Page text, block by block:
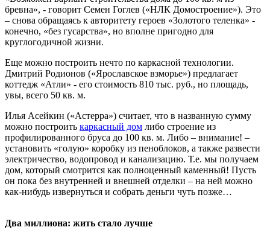
бревна», - говорит Семен Гоглев («НЛК Домостроение»). Это
– снова обращаясь к авторитету героев «Золотого теленка» -
конечно, «без гусарства», но вполне пригодно для
круглогодичной жизни.
Еще можно построить нечто по каркасной технологии.
Дмитрий Родионов («Ярославское взморье») предлагает
коттедж «Атли» - его стоимость 810 тыс. руб., но площадь,
увы, всего 50 кв. м.
Илья Асейкин («Астерра») считает, что в названную сумму
можно построить каркасный дом либо строение из
профилированного бруса до 100 кв. м. Либо – внимание! –
установить «голую» коробку из пеноблоков, а также развести
электричество, водопровод и канализацию. Т.е. мы получаем
дом, который смотрится как полноценный каменный! Пусть
он пока без внутренней и внешней отделки – на ней можно
как-нибудь извернуться и собрать деньги чуть позже…
Два миллиона: жить стало лучше